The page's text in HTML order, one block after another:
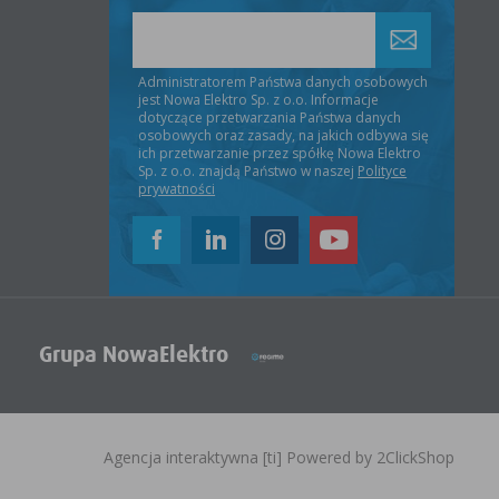
preferencji. Domyślne parametry ciasteczek
Administratorem Państwa danych osobowych
jest Nowa Elektro Sp. z o.o. Informacje
dotyczące przetwarzania Państwa danych
osobowych oraz zasady, na jakich odbywa się
ich przetwarzanie przez spółkę Nowa Elektro
Sp. z o.o. znajdą Państwo w naszej Polityce
prywatności
Grupa NowaElektro
Agencja interaktywna [ti] Powered by 2ClickShop